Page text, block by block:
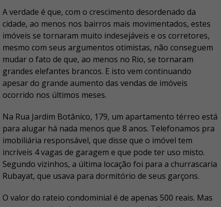
A verdade é que, com o crescimento desordenado da
cidade, ao menos nos bairros mais movimentados, estes
imóveis se tornaram muito indesejáveis e os corretores,
mesmo com seus argumentos otimistas, não conseguem
mudar o fato de que, ao menos no Rio, se tornaram
grandes elefantes brancos. E isto vem continuando
apesar do grande aumento das vendas de imóveis
ocorrido nos últimos meses.
Na Rua Jardim Botânico, 179, um apartamento térreo está
para alugar há nada menos que 8 anos. Telefonamos pra
imobiliária responsável, que disse que o imóvel tem
incríveis 4 vagas de garagem e que pode ter uso misto.
Segundo vizinhos, a última locação foi para a churrascaria
Rubayat, que usava para dormitório de seus garçons.
O valor do rateio condominial é de apenas 500 reais. Mas